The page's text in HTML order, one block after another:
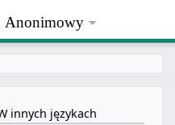
Anonimowy
innych językach